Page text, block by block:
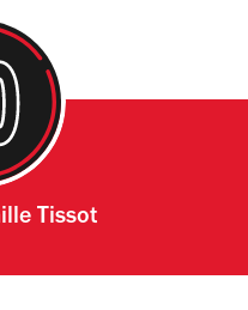
Tissot